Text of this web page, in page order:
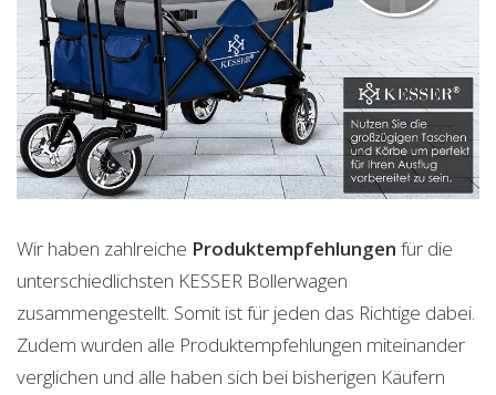
Wir haben zahlreiche Produktempfehlungen für die
unterschiedlichsten KESSER Bollerwagen
zusammengestellt. Somit ist für jeden das Richtige dabei.
Zudem wurden alle Produktempfehlungen miteinander
verglichen und alle haben sich bei bisherigen Käufern